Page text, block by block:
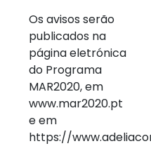
Os avisos serão
publicados na
página eletrónica
do Programa
MAR2020, em
www.mar2020.pt
e em
https://